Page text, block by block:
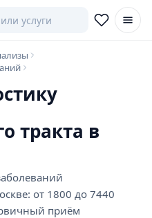
тракта в
от 1800 до 7440
приём